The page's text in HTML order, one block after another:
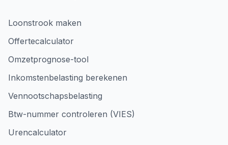
Loonstrook maken
Offertecalculator
Omzetprognose-tool
Inkomstenbelasting berekenen
Vennootschapsbelasting
Btw-nummer controleren (VIES)
Urencalculator